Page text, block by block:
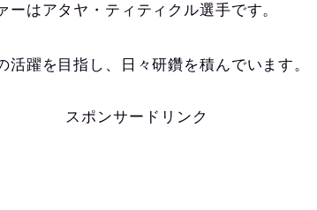
はアタヤ・ティティクル選手です。
躍を目指し、日々研鑽を積んでいます。
スポンサードリンク